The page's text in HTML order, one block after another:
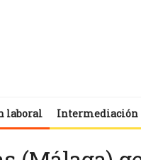
laboral Intermediación